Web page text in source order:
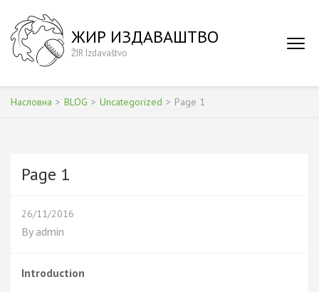
content
(Press
ЖИР ИЗДАВАШТВО
ŽIR Izdavaštvo
Насловна > BLOG > Uncategorized > Page 1
Page 1
26/11/2016
By admin
Introduction